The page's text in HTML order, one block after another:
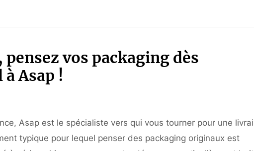
vos packaging dès
Asap !
Asap est le spécialiste vers qui vous tourner pour une
typique pour lequel penser des packaging originaux est